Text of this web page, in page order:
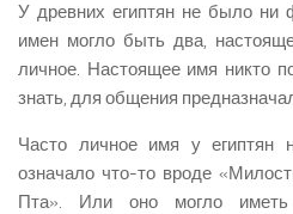
У древних египтян не было ни
имен могло быть два,
личное. Настоящее имя никто
знать, для общения
Часто личное имя у
означало что-то вроде
Пта». Или оно могло иметь